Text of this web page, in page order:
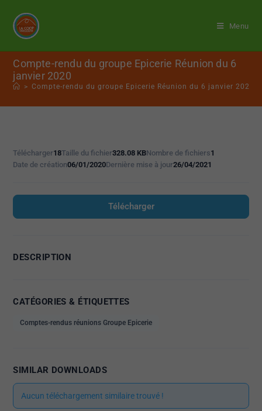
Menu
Compte-rendu du groupe Epicerie Réunion du 6
janvier 2020
> Compte-rendu du groupe Epicerie Réunion du 6 janvier 2020
Télécharger18Taille du fichier328.08 KBNombre de fichiers1
Date de création06/01/2020Dernière mise à jour26/04/2021
Télécharger
DESCRIPTION
CATÉGORIES & ÉTIQUETTES
Comptes-rendus réunions Groupe Epicerie
SIMILAR DOWNLOADS
Aucun téléchargement similaire trouvé !